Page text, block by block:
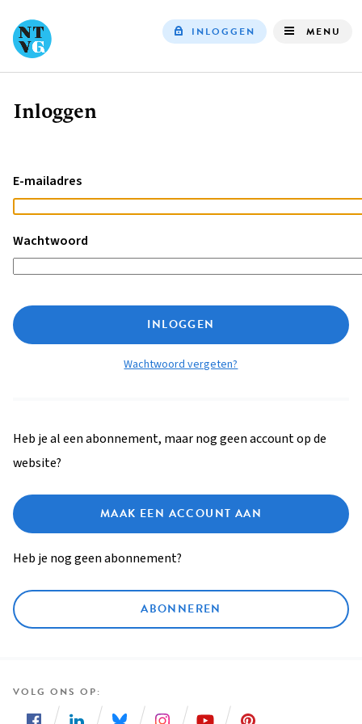
INLOGGEN MENU
Kruimelpad
Inloggen
E-mailadres
Wachtwoord
INLOGGEN
Wachtwoord vergeten?
Heb je al een abonnement, maar nog geen account op de
website?
MAAK EEN ACCOUNT AAN
Heb je nog geen abonnement?
ABONNEREN
VOLG ONS OP